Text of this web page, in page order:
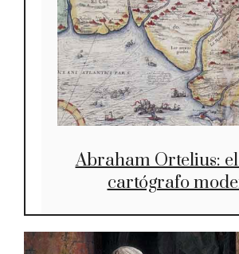
Abraham Ortelius:
cartógrafo